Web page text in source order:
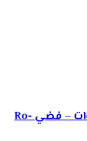
ميكرويف 23 لتر ديجيتال ارو – 900 وات – فضي Ro-